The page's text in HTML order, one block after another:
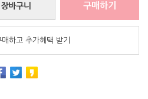
장바구니 구매하기
하고 추가혜택 받기